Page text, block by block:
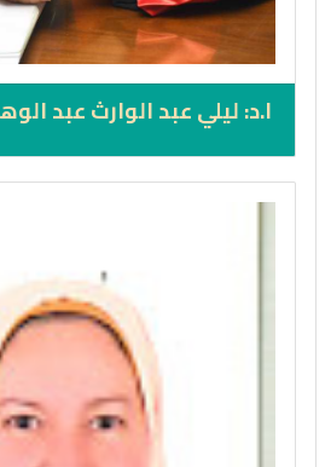
ا.د: ليلي عبد الوارث عبد